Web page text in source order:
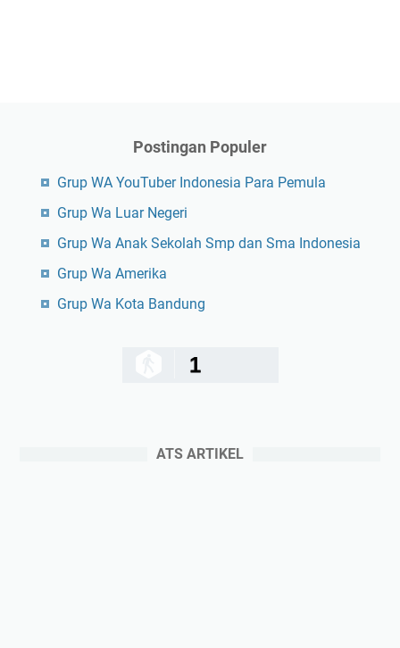
Postingan Populer
Grup WA YouTuber Indonesia Para Pemula
Grup Wa Luar Negeri
Grup Wa Anak Sekolah Smp dan Sma Indonesia
Grup Wa Amerika
Grup Wa Kota Bandung
1
ATS ARTIKEL